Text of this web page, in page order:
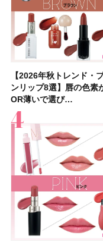
【2026年秋トレンド・
ンリップ8選】唇の色素
OR薄いで選び…
【石井美保さん】おす
「ブライトニング」11
キンケアからサプ…
【2026年秋トレンド・
ンリップ8選】唇の色素
OR薄いで選び…
【2026年】ボディ用日
めUVのおすすめ20選！
注目の人気…
【簡単・夏バテ防止レ
選】食欲がない日にも
め！ さっぱりご飯…
【2026年夏】おすすめ
フカット10選！ レング
人気のヘアス…
【鈴木えみさんの愛用品
コスメ・スキンケア・ヘ
etc.お気に…
【セザンヌ】8/7新色追
「ウォータリーティント
」10モモピュ…